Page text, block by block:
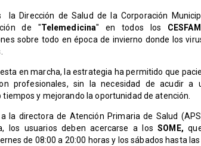
la Dirección de Salud de la Corporación
de "Telemedicina" en todos los CESFAM
sobre todo en época de invierno donde los
en marcha, la estrategia ha permitido que
profesionales, sin la necesidad de acudir a
y mejorando la oportunidad de atención.
a la directora de Atención Primaria de Salud
los usuarios deben acercarse a losSOME,
de 08:00 a 20:00 horas y los sábados hasta